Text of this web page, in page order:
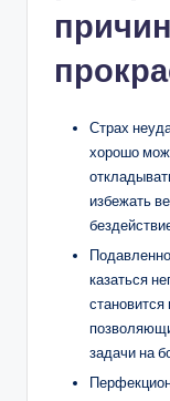
Страх
хорошо
избежать
казаться
задачи на